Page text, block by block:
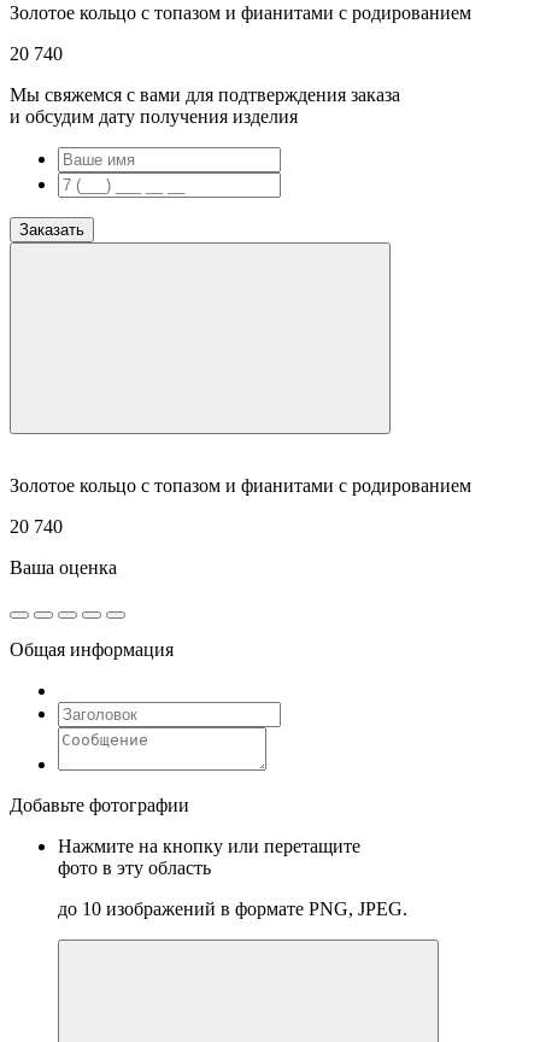
Золотое кольцо с топазом и фианитами с родированием
20 740
Мы свяжемся с вами для подтверждения заказа
и обсудим дату получения изделия
Заказать
Золотое кольцо с топазом и фианитами с родированием
20 740
Ваша оценка
Общая информация
Добавьте фотографии
Нажмите на кнопку или перетащите
фото в эту область
до 10 изображений в формате PNG, JPEG.